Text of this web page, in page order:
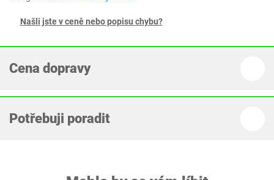
Našli jste v ceně nebo popisu chybu?
Cena dopravy
Potřebuji poradit